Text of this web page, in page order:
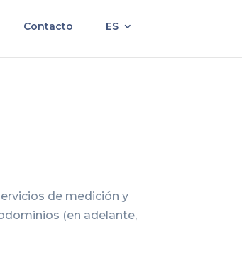
Contacto ES
de medición y
(en adelante,